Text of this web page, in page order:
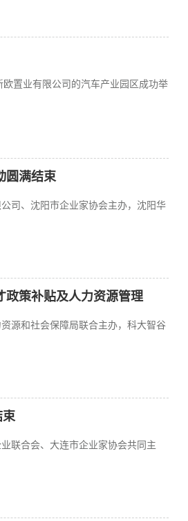
置业有限公司的汽车产业园区成功举
圆满结束
司、沈阳市企业家协会主办，沈阳华
策补贴及人力资源管理
源和社会保障局联合主办，科大智谷
束
联合会、大连市企业家协会共同主